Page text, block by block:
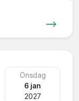
Onsdag
6 jan
2027